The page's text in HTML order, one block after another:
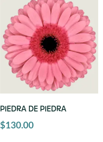
PIEDRA DE PIEDRA
$130.00